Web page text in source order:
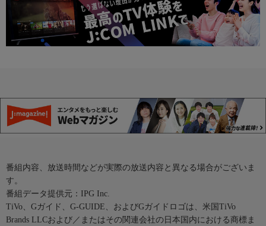
番組内容、放送時間などが実際の放送内容と異なる場合がございま
す。
番組データ提供元：IPG Inc.
TiVo、Gガイド、G-GUIDE、およびGガイドロゴは、米国TiVo
Brands LLCおよび／またはその関連会社の日本国内における商標ま